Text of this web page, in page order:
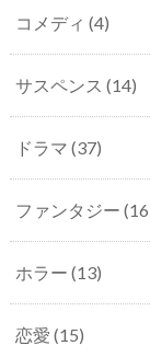
コメディ (4)
サスペンス (14)
ドラマ (37)
ファンタジー
ホラー (13)
恋愛 (15)